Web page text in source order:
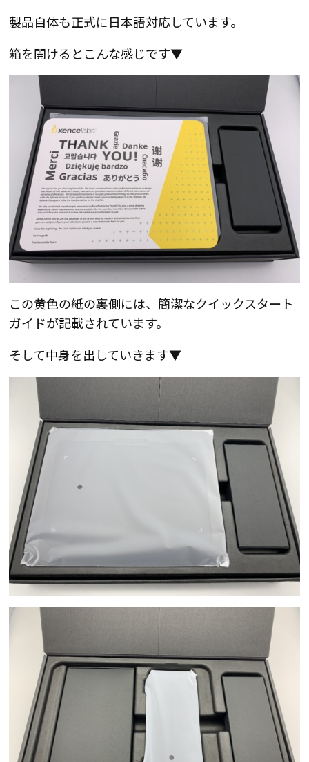
製品自体も正式に日本語対応しています。
箱を開けるとこんな感じです▼
この黄色の紙の裏側には、簡潔なクイックスタート
ガイドが記載されています。
そして中身を出していきます▼